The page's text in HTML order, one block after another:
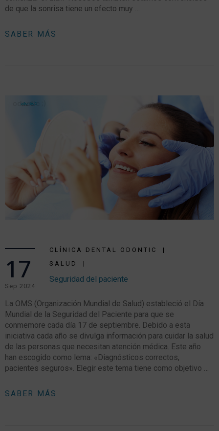
de que la sonrisa tiene un efecto muy …
SABER MÁS
17
Sep 2024
CLÍNICA DENTAL ODONTIC
SALUD
Seguridad del paciente
La OMS (Organización Mundial de Salud) estableció el Día
Mundial de la Seguridad del Paciente para que se
conmemore cada día 17 de septiembre. Debido a esta
iniciativa cada año se divulga información para cuidar la salud
de las personas que necesitan atención médica. Este año
han escogido como lema: «Diagnósticos correctos,
pacientes seguros». Elegir este tema tiene como objetivo …
SABER MÁS